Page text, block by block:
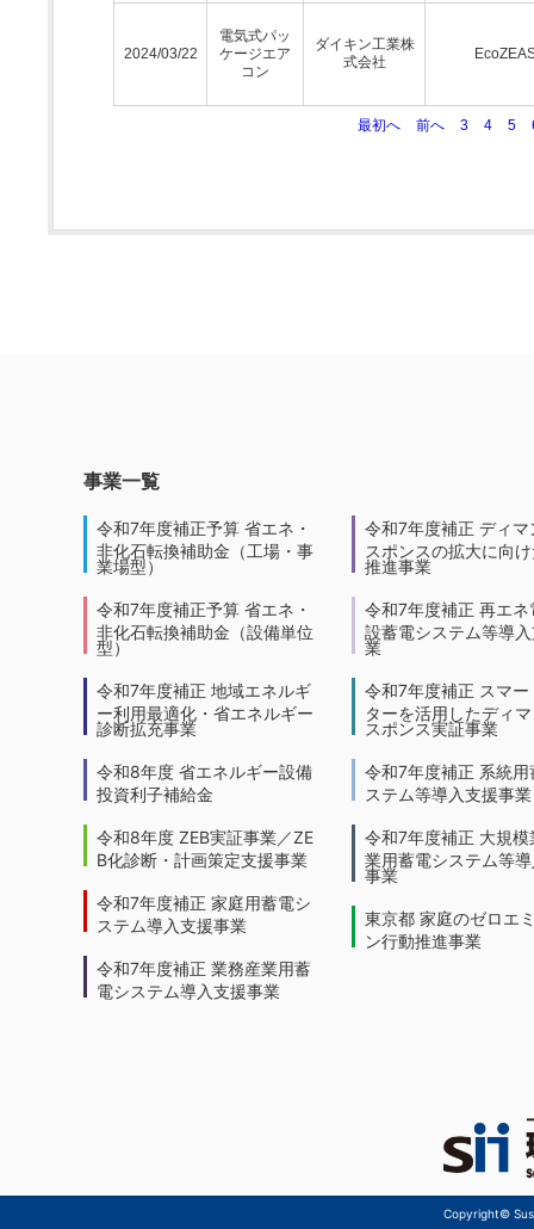
2024/03/22
電気式パッ
ケージエア
コン
ダイキン工業株
式会社
最初へ 前へ 3 4 5
事業一覧
令和7年度補正予算 省エネ・
非化石転換補助金（工場・事
業場型）
令和7年度補正予算 省エネ・
非化石転換補助金（設備単位
型）
令和7年度補正 地域エネルギ
ー利用最適化・省エネルギー
診断拡充事業
令和8年度 省エネルギー設備
投資利子補給金
令和8年度 ZEB実証事業／ZE
B化診断・計画策定支援事業
令和7年度補正 家庭用蓄電シ
ステム導入支援事業
令和7年度補正 業務産業用蓄
電システム導入支援事業
令和7年度補正 ディマ
スポンスの拡大に向
推進事業
令和7年度補正 再エネ
設蓄電システム等導
業
令和7年度補正 スマー
ターを活用したディ
スポンス実証事業
令和7年度補正 系統用
ステム等導入支援事業
令和7年度補正 大規模
業用蓄電システム等
事業
東京都 家庭のゼロエ
ン行動推進事業
Copyright©